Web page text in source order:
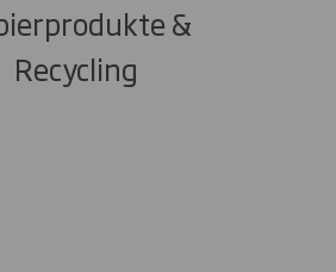
&
Recycling